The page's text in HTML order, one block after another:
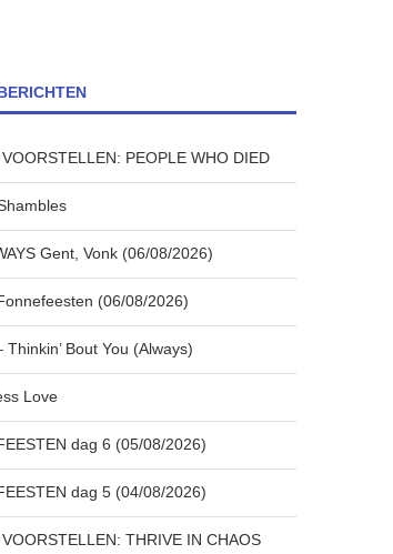
PEOPLE WHO DIED
Gent, Vonk (06/08/2026)
(06/08/2026)
Thinkin’ Bout You (Always)
Love
dag 6 (05/08/2026)
dag 5 (04/08/2026)
THRIVE IN CHAOS